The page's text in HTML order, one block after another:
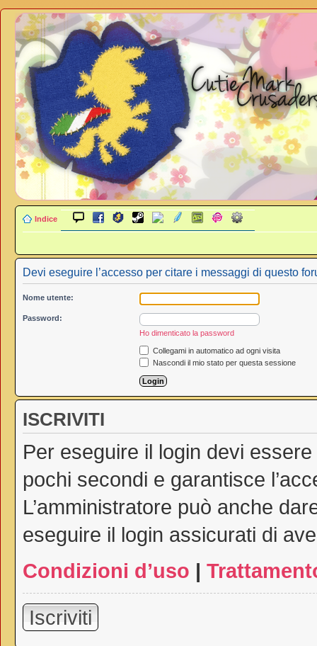
Indice
Devi eseguire l’accesso per citare i messaggi di questo
Nome utente:
Password:
Ho dimenticato la password
Collegami in automatico ad ogni visita
Nascondi il mio stato per questa sessione
ISCRIVITI
Per eseguire il login devi
pochi secondi e garantisce
L’amministratore può anche
eseguire il login assicurati di
Condizioni d’uso |
Iscriviti